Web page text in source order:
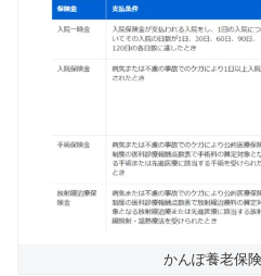
かんぽ養老保